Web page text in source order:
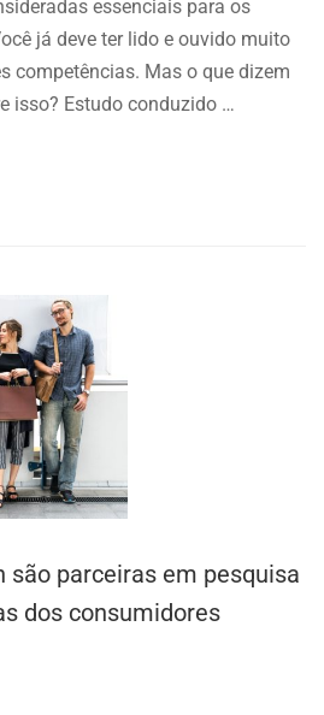
essenciais para os
já deve ter lido e ouvido muito
competências. Mas o que dizem
isso? Estudo conduzido …
são parceiras em pesquisa
dos consumidores